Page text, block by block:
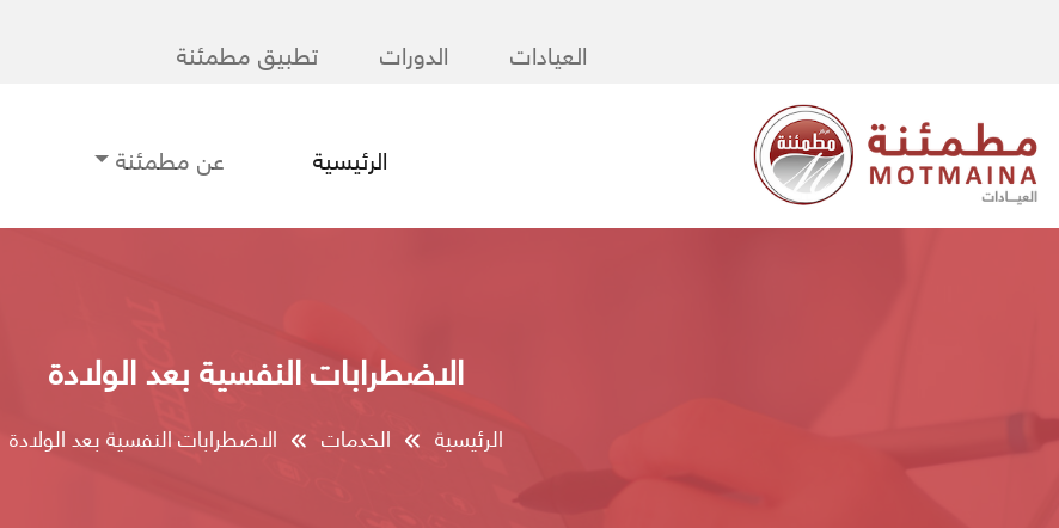
العيادات الدورات تطبيق مطمئنة
الرئيسية عن مطمئنة
الاضطرابات النفسية بعد الولادة
الرئيسية الخدمات الاضطرابات النفسية بعد الولادة